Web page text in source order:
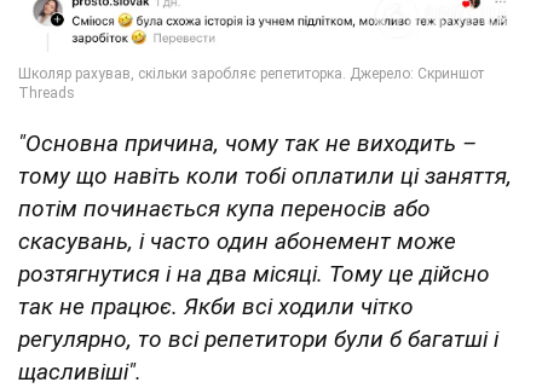
"Основна причина, чому так не виходить –
тому що навіть коли тобі оплатили ці заняття,
потім починається купа переносів або
скасувань, і часто один абонемент може
розтягнутися і на два місяці. Тому це дійсно
так не працює. Якби всі ходили чітко
регулярно, то всі репетитори були б багатші і
щасливіші".